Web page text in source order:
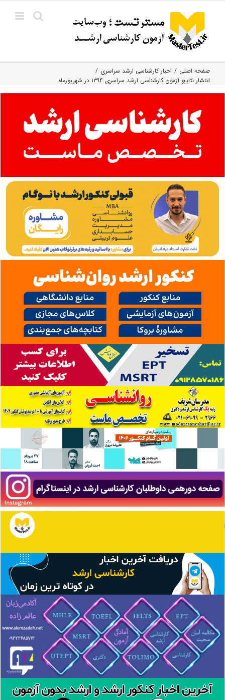
content
صفحه اصلی
اخبار کارشناسی ارشد سراسری
انتشار نتایج آزمون کارشناسی ارشد سراسری ۱۳۹۴ در شهریورماه